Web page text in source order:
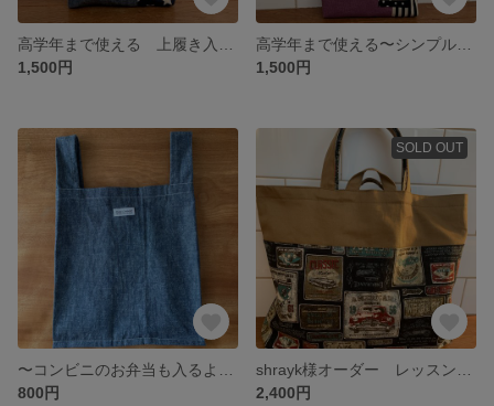
1,500円
1,500円
800円
SOLD OUT
2,400円